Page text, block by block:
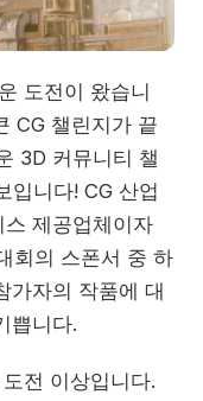
도전이 왔습니
CG 챌린지가 끝
3D 커뮤니티 챌
입니다! CG 산업
스 제공업체이자
회의 스폰서 중 하
가자의 작품에 대
쁩니다.
전 이상입니다.